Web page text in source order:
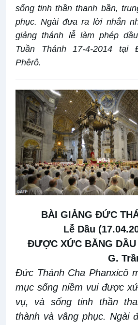
sống tinh thần thanh bần,
phục. Ngài đưa ra lời nhắn
giảng thánh lễ làm phép
Tuần Thánh 17-4-2014 tại
Phêrô.
BÀI GIẢNG ĐỨC
Lễ Dầu
ĐƯỢC XỨC BẰNG
G.
Đức Thánh Cha Phanxicô
mục sống niềm vui được
vụ, và sống tinh thần
thành và vâng phục. Ngài